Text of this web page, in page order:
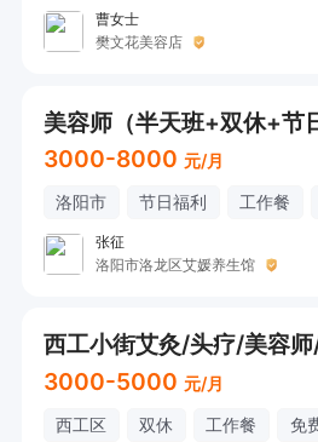
曹女士
樊文花美容店
美容师（半天班+双休+节
3000-8000 元/月
洛阳市 节日福利 工作餐
张征
洛阳市洛龙区艾媛养生馆
3000-5000 元/月
西工区 双休 工作餐 免